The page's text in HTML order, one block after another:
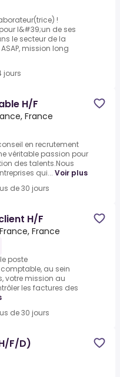
!
pour l&#39;un de ses
le secteur de la
ASAP, mission long
jours
H/F
France
en recrutement
véritable passion pour
des talents.Nous
qui... Voir plus
de 30 jours
H/F
France
poste
au sein
votre mission au
les factures des
de 30 jours
F/D)